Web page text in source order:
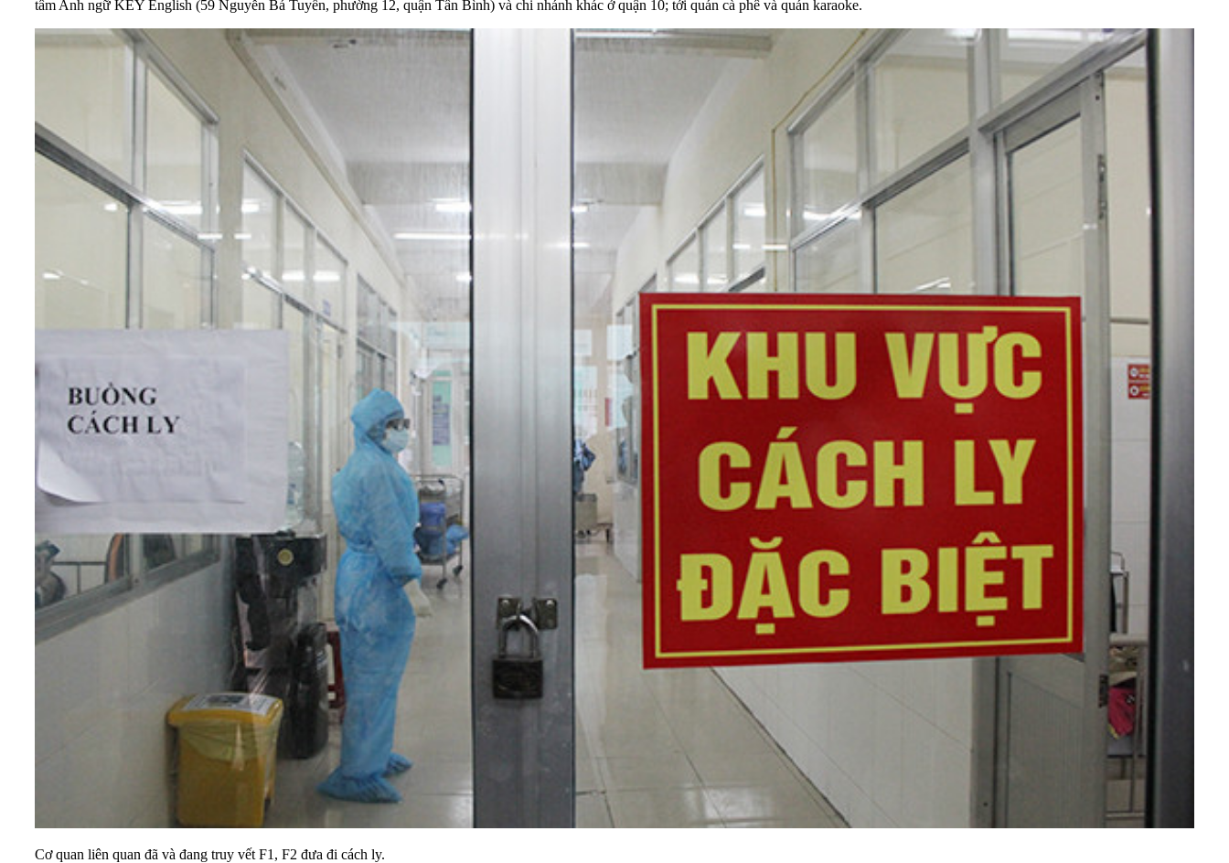
tâm Anh ngữ KEY English (59 Nguyễn Bá Tuyển, phường 12, quận Tân Bình) và chi nhánh khác ở quận 10; tới quán cà phê và quán karaoke.
Cơ quan liên quan đã và đang truy vết F1, F2 đưa đi cách ly.